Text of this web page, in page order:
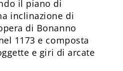
il piano di
inclinazione di
di Bonanno
1173 e composta
e giri di arcate